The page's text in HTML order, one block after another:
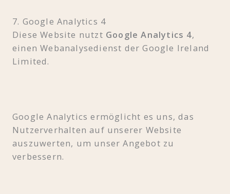
7. Google Analytics 4
Diese Website nutzt Google Analytics 4,
einen Webanalysedienst der Google Ireland
Limited.
Google Analytics ermöglicht es uns, das
Nutzerverhalten auf unserer Website
auszuwerten, um unser Angebot zu
verbessern.